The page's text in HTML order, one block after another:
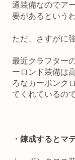
通装備なのでア
要があるという
ただ、さすがに
最近クラフター
ーロンド装備は
ろなカーボンク
てくれているの
・錬成するとマ